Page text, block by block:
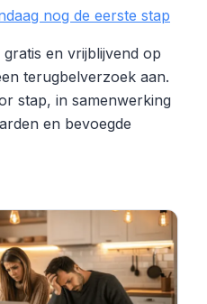
nog de eerste stap
gratis en vrijblijvend op
terugbelverzoek aan.
stap, in samenwerking
en bevoegde